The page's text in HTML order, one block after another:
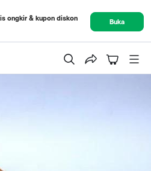
ongkir & kupon diskon
Buka